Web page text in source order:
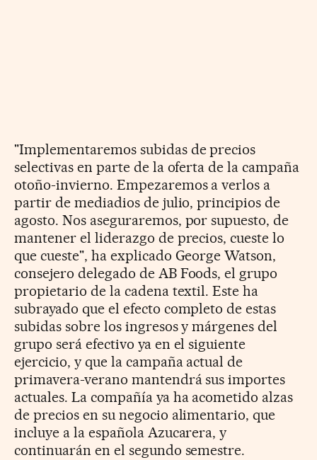
"Implementaremos subidas de precios
selectivas en parte de la oferta de la campaña
otoño-invierno. Empezaremos a verlos a
partir de mediadios de julio, principios de
agosto. Nos aseguraremos, por supuesto, de
mantener el liderazgo de precios, cueste lo
que cueste", ha explicado George Watson,
consejero delegado de AB Foods, el grupo
propietario de la cadena textil. Este ha
subrayado que el efecto completo de estas
subidas sobre los ingresos y márgenes del
grupo será efectivo ya en el siguiente
ejercicio, y que la campaña actual de
primavera-verano mantendrá sus importes
actuales. La compañía ya ha acometido alzas
de precios en su negocio alimentario, que
incluye a la española Azucarera, y
continuarán en el segundo semestre.